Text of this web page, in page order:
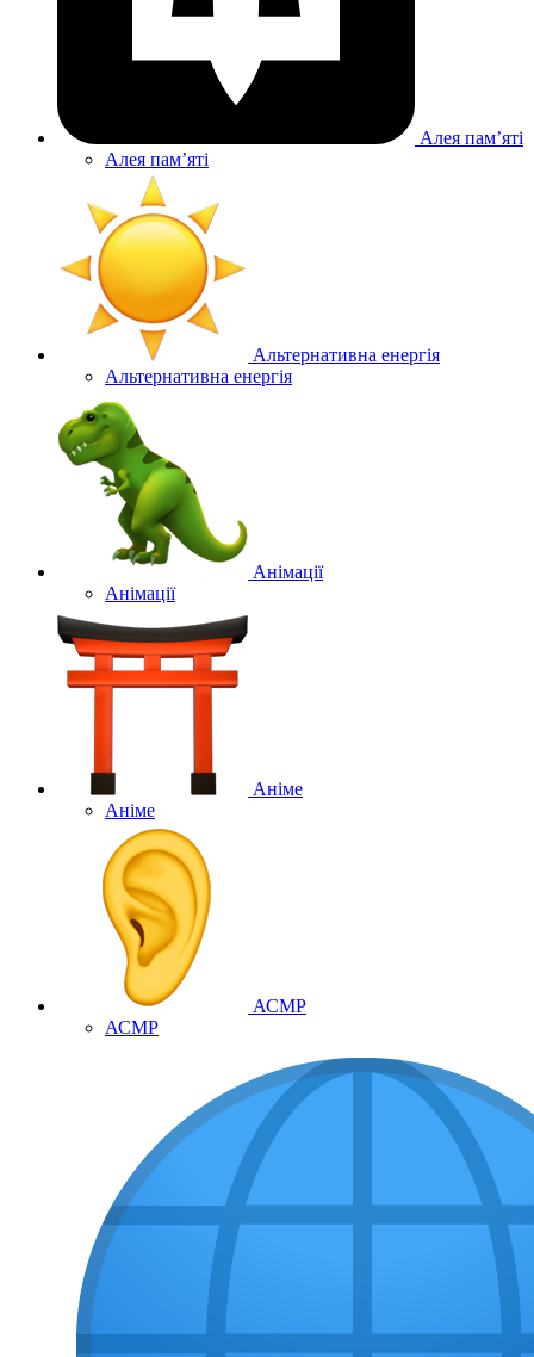
Алея памʼяті
Алея памʼяті
Альтернативна енергія
Альтернативна енергія
Анімації
Анімації
Аніме
Аніме
АСМР
АСМР